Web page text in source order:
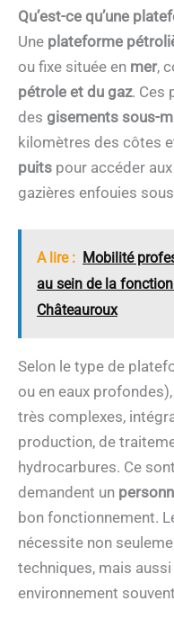
Qu’est-ce qu’une
Une plateforme
ou fixe située en mer,
pétrole et du gaz. Ces
des gisements sous-
kilomètres des côtes
puits pour accéder
gazières enfouies
A lire : Mobilité
au sein de la
Châteauroux
Selon le type de
ou en eaux
très complexes,
production, de
hydrocarbures. Ce
demandent un
bon fonctionnement.
nécessite non
techniques, mais
environnement